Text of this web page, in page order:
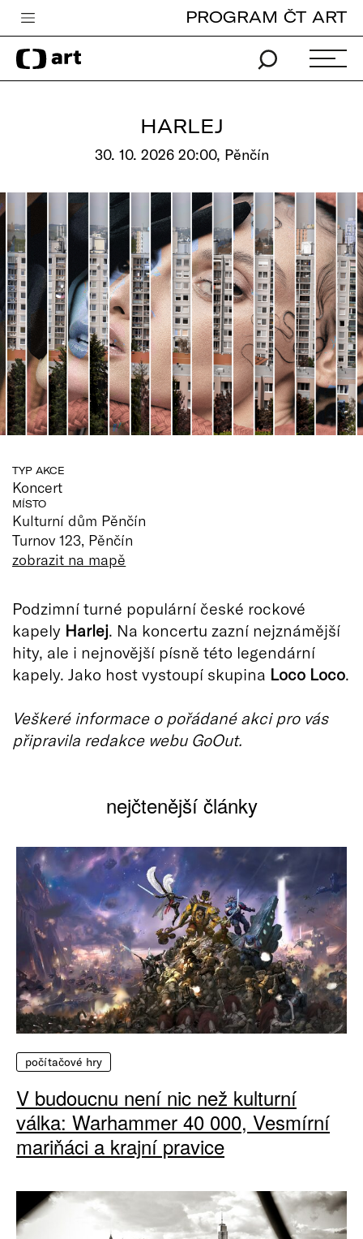
Česká televize
Zpravodajství
Pro děti
edu
Vše o ČT
PROGRAM ČT ART
HARLEJ
30. 10. 2026 20:00, Pěnčín
TYP AKCE
Koncert
MÍSTO
Kulturní dům Pěnčín
Turnov 123, Pěnčín
zobrazit na mapě
Podzimní turné populární české rockové
kapely Harlej. Na koncertu zazní nejznámější
hity, ale i nejnovější písně této legendární
kapely. Jako host vystoupí skupina Loco Loco.
Veškeré informace o pořádané akci pro vás
připravila redakce webu GoOut.
nejčtenější články
počítačové hry
V budoucnu není nic než kulturní
válka: Warhammer 40 000, Vesmírní
mariňáci a krajní pravice